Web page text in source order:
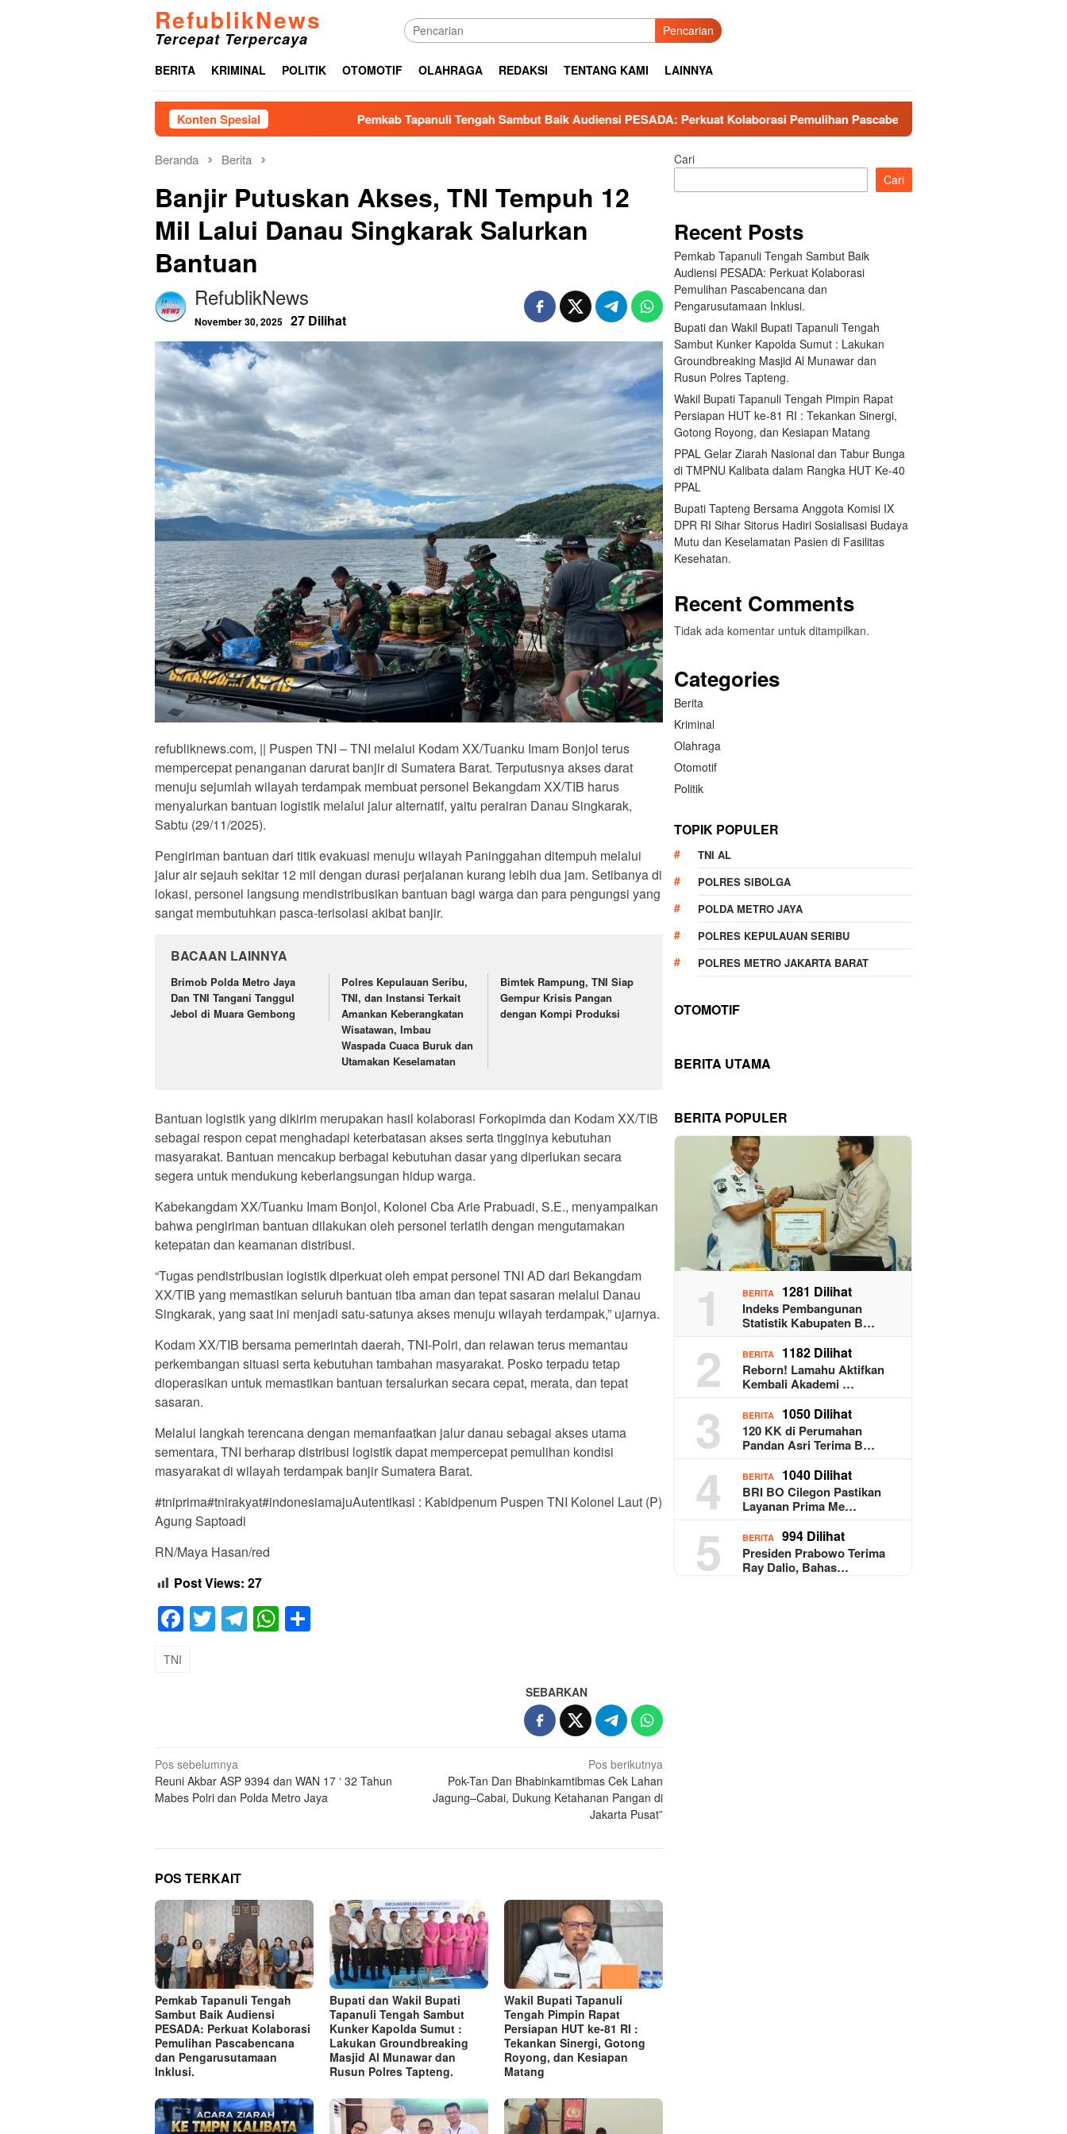
RefublikNews
Tercepat Terpercaya Pencarian
BERITA KRIMINAL POLITIK OTOMOTIF OLAHRAGA REDAKSI TENTANG KAMI LAINNYA
Konten SpesialPemkab Tapanuli Tengah Sambut Baik Audiensi PESADA: Perkuat Kolaborasi Pemulihan Pascabencana dan Pengarusutamaan Inklusi.
Beranda Berita
Banjir Putuskan Akses, TNI Tempuh 12
Mil Lalui Danau Singkarak Salurkan
Bantuan
RefublikNews
November 30, 2025 27 Dilihat
refubliknews.com, || Puspen TNI – TNI melalui Kodam XX/Tuanku Imam Bonjol terus
mempercepat penanganan darurat banjir di Sumatera Barat. Terputusnya akses darat
menuju sejumlah wilayah terdampak membuat personel Bekangdam XX/TIB harus
menyalurkan bantuan logistik melalui jalur alternatif, yaitu perairan Danau Singkarak,
Sabtu (29/11/2025).
Pengiriman bantuan dari titik evakuasi menuju wilayah Paninggahan ditempuh melalui
jalur air sejauh sekitar 12 mil dengan durasi perjalanan kurang lebih dua jam. Setibanya di
lokasi, personel langsung mendistribusikan bantuan bagi warga dan para pengungsi yang
sangat membutuhkan pasca-terisolasi akibat banjir.
BACAAN LAINNYA
Brimob Polda Metro Jaya
Dan TNI Tangani Tanggul
Jebol di Muara Gembong
Polres Kepulauan Seribu,
TNI, dan Instansi Terkait
Amankan Keberangkatan
Wisatawan, Imbau
Waspada Cuaca Buruk dan
Utamakan Keselamatan
Bimtek Rampung, TNI Siap
Gempur Krisis Pangan
dengan Kompi Produksi
Bantuan logistik yang dikirim merupakan hasil kolaborasi Forkopimda dan Kodam XX/TIB
sebagai respon cepat menghadapi keterbatasan akses serta tingginya kebutuhan
masyarakat. Bantuan mencakup berbagai kebutuhan dasar yang diperlukan secara
segera untuk mendukung keberlangsungan hidup warga.
Kabekangdam XX/Tuanku Imam Bonjol, Kolonel Cba Arie Prabuadi, S.E., menyampaikan
bahwa pengiriman bantuan dilakukan oleh personel terlatih dengan mengutamakan
ketepatan dan keamanan distribusi.
“Tugas pendistribusian logistik diperkuat oleh empat personel TNI AD dari Bekangdam
XX/TIB yang memastikan seluruh bantuan tiba aman dan tepat sasaran melalui Danau
Singkarak, yang saat ini menjadi satu-satunya akses menuju wilayah terdampak,” ujarnya.
Kodam XX/TIB bersama pemerintah daerah, TNI-Polri, dan relawan terus memantau
perkembangan situasi serta kebutuhan tambahan masyarakat. Posko terpadu tetap
dioperasikan untuk memastikan bantuan tersalurkan secara cepat, merata, dan tepat
sasaran.
Melalui langkah terencana dengan memanfaatkan jalur danau sebagai akses utama
sementara, TNI berharap distribusi logistik dapat mempercepat pemulihan kondisi
masyarakat di wilayah terdampak banjir Sumatera Barat.
#tniprima#tnirakyat#indonesiamajuAutentikasi : Kabidpenum Puspen TNI Kolonel Laut (P)
Agung Saptoadi
RN/Maya Hasan/red
Post Views: 27
Facebook
Twitter
Telegram
WhatsApp
TNI
SEBARKAN
Navigasi
pos
Pos sebelumnya
Reuni Akbar ASP 9394 dan WAN 17 ‘ 32 Tahun
Mabes Polri dan Polda Metro Jaya
Pos berikutnya
Pok-Tan Dan Bhabinkamtibmas Cek Lahan
Jagung–Cabai, Dukung Ketahanan Pangan di
Jakarta Pusat”
POS TERKAIT
Pemkab Tapanuli Tengah
Sambut Baik Audiensi
PESADA: Perkuat Kolaborasi
Pemulihan Pascabencana
dan Pengarusutamaan
Inklusi.
Bupati dan Wakil Bupati
Tapanuli Tengah Sambut
Kunker Kapolda Sumut :
Lakukan Groundbreaking
Masjid Al Munawar dan
Rusun Polres Tapteng.
Wakil Bupati Tapanuli
Tengah Pimpin Rapat
Persiapan HUT ke-81 RI :
Tekankan Sinergi, Gotong
Royong, dan Kesiapan
Matang
Cari
Cari
Recent Posts
Pemkab Tapanuli Tengah Sambut Baik
Audiensi PESADA: Perkuat Kolaborasi
Pemulihan Pascabencana dan
Pengarusutamaan Inklusi.
Bupati dan Wakil Bupati Tapanuli Tengah
Sambut Kunker Kapolda Sumut : Lakukan
Groundbreaking Masjid Al Munawar dan
Rusun Polres Tapteng.
Wakil Bupati Tapanuli Tengah Pimpin Rapat
Persiapan HUT ke-81 RI : Tekankan Sinergi,
Gotong Royong, dan Kesiapan Matang
PPAL Gelar Ziarah Nasional dan Tabur Bunga
di TMPNU Kalibata dalam Rangka HUT Ke-40
PPAL
Bupati Tapteng Bersama Anggota Komisi IX
DPR RI Sihar Sitorus Hadiri Sosialisasi Budaya
Mutu dan Keselamatan Pasien di Fasilitas
Kesehatan.
Recent Comments
Tidak ada komentar untuk ditampilkan.
Categories
Berita
Kriminal
Olahraga
Otomotif
Politik
TOPIK POPULER
TNI AL
POLRES SIBOLGA
POLDA METRO JAYA
POLRES KEPULAUAN SERIBU
POLRES METRO JAKARTA BARAT
OTOMOTIF
BERITA UTAMA
BERITA POPULER
1 BERITA 1281 Dilihat
Indeks Pembangunan
Statistik Kabupaten B…
2 BERITA 1182 Dilihat
Reborn! Lamahu Aktifkan
Kembali Akademi …
3 BERITA 1050 Dilihat
120 KK di Perumahan
Pandan Asri Terima B…
4 BERITA 1040 Dilihat
BRI BO Cilegon Pastikan
Layanan Prima Me…
5 BERITA 994 Dilihat
Presiden Prabowo Terima
Ray Dalio, Bahas…